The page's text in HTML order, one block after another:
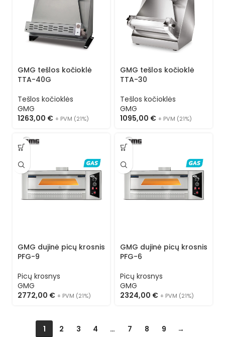
GMG tešlos kočioklė
TTA-40G
Tešlos kočioklės
GMG
1263,00 € + PVM (21%)
GMG tešlos kočioklė
TTA-30
Tešlos kočioklės
GMG
1095,00 € + PVM (21%)
GMG dujinė picų krosnis
PFG-9
Picų krosnys
GMG
2772,00 € + PVM (21%)
GMG dujinė picų krosnis
PFG-6
Picų krosnys
GMG
2324,00 € + PVM (21%)
1 2 3 4 … 7 8 9 →